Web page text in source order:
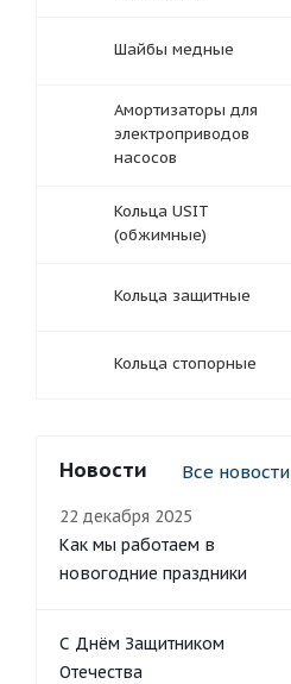
Шайбы медные
Амортизаторы для
электроприводов
насосов
Кольца USIT
(обжимные)
Кольца защитные
Кольца стопорные
Новости Все новости
22 декабря 2025
Как мы работаем в
новогодние праздники
С Днём Защитником
Отечества